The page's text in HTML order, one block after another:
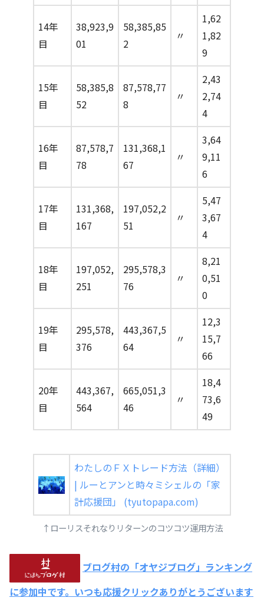
14年
目
38,923,9
01
58,385,85
2
〃
1,62
1,82
9
15年
目
58,385,8
52
87,578,77
8
〃
2,43
2,74
4
16年
目
87,578,7
78
131,368,1
67
〃
3,64
9,11
6
17年
目
131,368,
167
197,052,2
51
〃
5,47
3,67
4
18年
目
197,052,
251
295,578,3
76
〃
8,21
0,51
0
19年
目
295,578,
376
443,367,5
64
〃
12,3
15,7
66
20年
目
443,367,
564
665,051,3
46
〃
18,4
73,6
49
わたしのＦＸトレード方法（詳細）
| ルーとアンと時々ミシェルの「家
計応援団」 (tyutopapa.com)
↑ローリスそれなりリターンのコツコツ運用方法
ブログ村の「オヤジブログ」ランキング
に参加中です。いつも応援クリックありがとうございます